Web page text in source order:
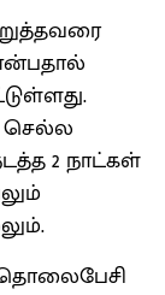
செல்ல
2 நாட்கள்